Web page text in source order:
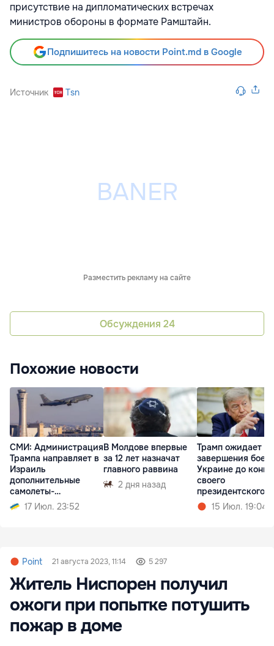
присутствие на дипломатических встречах
министров обороны в формате Рамштайн.
Подпишитесь на новости Point.md в Google
Источник Tsn
Разместить рекламу на сайте
Обсуждения 24
Похожие новости
СМИ: Администрация
Трампа направляет в
Израиль
дополнительные
самолеты-
заправщики
17 Июл. 23:52
В Молдове впервые
за 12 лет назначат
главного раввина
2 дня назад
Трамп ожидает
завершения боев
Украине до конца
своего
президентского
срока15 Июл. 19:04
Point 21 августа 2023, 11:14 5 297
Житель Ниспорен получил
ожоги при попытке потушить
пожар в доме